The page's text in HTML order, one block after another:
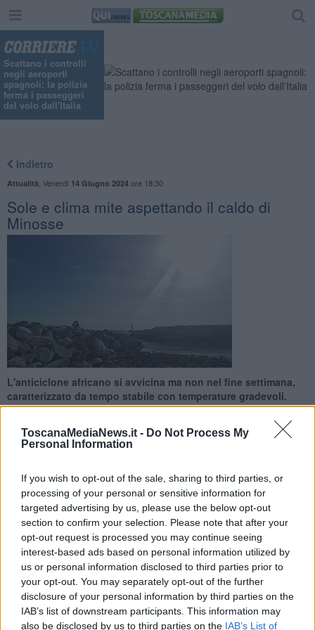
ToscanaMediaNews.it - Do Not Process My
Personal Information
If you wish to opt-out of the sale, sharing to third parties, or
processing of your personal or sensitive information for
targeted advertising by us, please use the below opt-out
section to confirm your selection. Please note that after your
opt-out request is processed you may continue seeing
interest-based ads based on personal information utilized by
us or personal information disclosed to third parties prior to
your opt-out. You may separately opt-out of the further
disclosure of your personal information by third parties on the
IAB’s list of downstream participants. This information may
also be disclosed by us to third parties on the IAB’s List of
Scattano i controlli
negli aeroporti
spagnoli: la polizia
ferma i passeggeri
del volo dall'Italia
Indietro
Attualità Venerdì 14 Giugno 2024ore 18:30
Sole e clima mite aspettando il caldo di
Minosse
L'anticiclone africano si avvicina ma non nel fine settimana,
caratterizzato da tempo stabile con temperature gradevoli.
Tutte le previsioni
TOSCANA — Tempo stabile e temperature gradevoli nel fine
settimana della Toscana nel mirino di Minosse, l'anticilclone
africanoche si avvicina portando in dote una consistente ondata di
calore. Ma non adesso, se ne parlerà solo la settimana prossima.
Per sabato e domenica sarà caldo sì ma non estremo. Le previsioni
degli esperti del consorzio Lamma per
domaniannunciano cielo
sereno o poco nuvoloso, con al più qualche velatura di passaggio
nelle ore centrali della giornata e in serata.